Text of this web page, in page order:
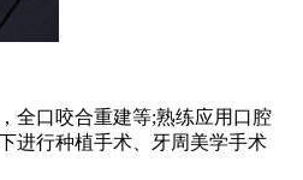
全口咬合重建等;熟练应用口腔
进行种植手术、牙周美学手术